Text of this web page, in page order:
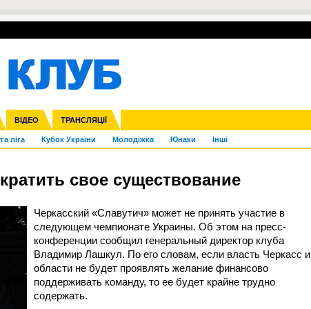
ВІДЕО ТРАНСЛЯЦІЇ
ліга Кубок України Молодіжка Юнаки Інші
Ліга націй Ліга конференцій
Франція ІншіЧЄ-2015 (U-21)
УПЛ-ПЕРЕХОДИ
свое существование
Черкасский «Славутич» может не принять участие в
следующем чемпионате Украины. Об этом на пресс-
конференции сообщил генеральный директор клуба
Владимир Лашкул. По его словам, если власть Черкасс и
области не будет проявлять желание финансово
поддерживать команду, то ее будет крайне трудно
содержать.